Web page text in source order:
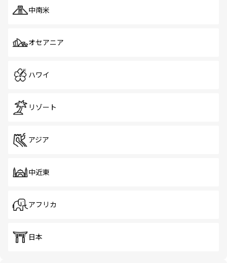
中南米
オセアニア
ハワイ
リゾート
アジア
中近東
アフリカ
日本